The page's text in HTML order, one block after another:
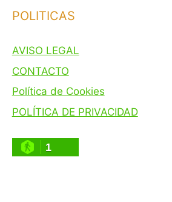
POLITICAS
AVISO LEGAL
CONTACTO
Política de Cookies
POLÍTICA DE PRIVACIDAD
1